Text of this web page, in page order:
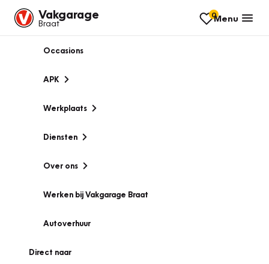
Vakgarage
Braat
0Menu
Occasions
APK
Werkplaats
Diensten
Over ons
Werken bij Vakgarage Braat
Autoverhuur
Direct naar